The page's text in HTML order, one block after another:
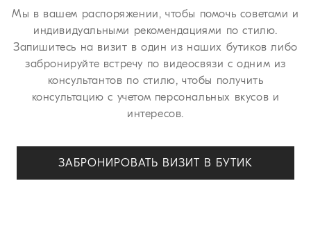
Мы в вашем распоряжении, чтобы помочь советами и
индивидуальными рекомендациями по стилю.
Запишитесь на визит в один из наших бутиков либо
забронируйте встречу по видеосвязи с одним из
консультантов по стилю, чтобы получить
консультацию с учетом персональных вкусов и
интересов.
ЗАБРОНИРОВАТЬ ВИЗИТ В БУТИК